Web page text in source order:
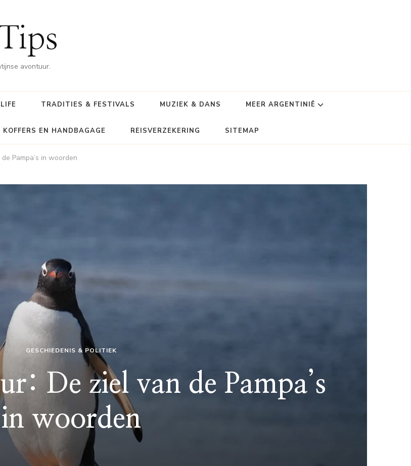
avontuur.
TRADITIES & FESTIVALS MUZIEK & DANS MEER ARGENTINIË
KOFFERS EN HANDBAGAGE REISVERZEKERING SITEMAP
Pampa’s in woorden
GESCHIEDENIS & POLITIEK
De ziel van de Pampa’s
in woorden